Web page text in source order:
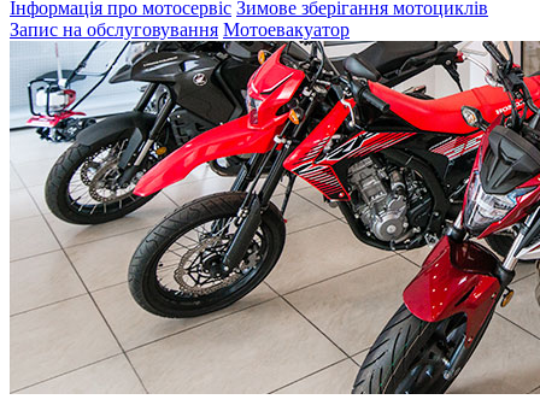
Інформація про мотосервіс Зимове зберігання мотоциклів
Запис на обслуговування Мотоевакуатор